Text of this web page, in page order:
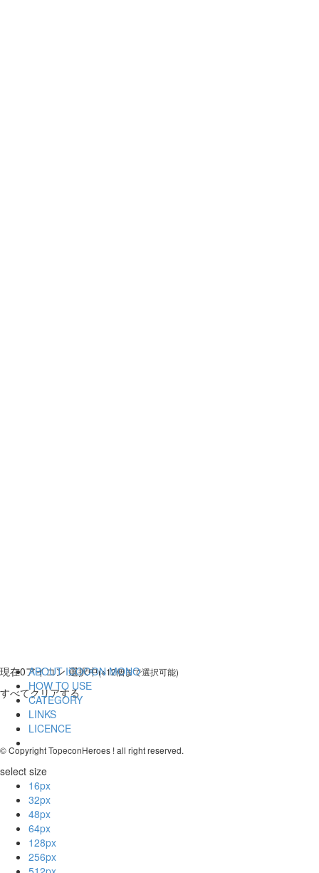
現在0アイコン 選択中(※12個まで選択可能)
すべてクリアする
select size
16px
32px
48px
64px
128px
256px
ABOUT ICOOON MONO
HOW TO USE
CATEGORY
LINKS
LICENCE
© Copyright TopeconHeroes ! all right reserved.